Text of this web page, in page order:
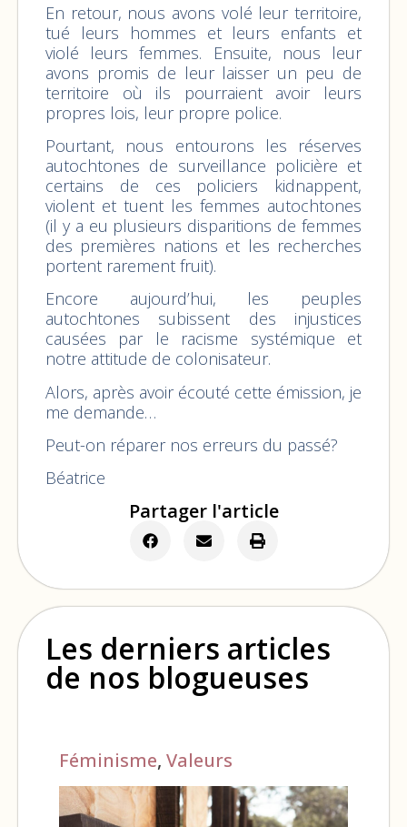
En retour, nous avons volé leur territoire,
tué leurs hommes et leurs enfants et
violé leurs femmes. Ensuite, nous leur
avons promis de leur laisser un peu de
territoire où ils pourraient avoir leurs
propres lois, leur propre police.
Pourtant, nous entourons les réserves
autochtones de surveillance policière et
certains de ces policiers kidnappent,
violent et tuent les femmes autochtones
(il y a eu plusieurs disparitions de femmes
des premières nations et les recherches
portent rarement fruit).
Encore aujourd’hui, les peuples
autochtones subissent des injustices
causées par le racisme systémique et
notre attitude de colonisateur.
Alors, après avoir écouté cette émission, je
me demande…
Peut-on réparer nos erreurs du passé?
Béatrice
Partager l'article
Les derniers articles
de nos blogueuses
Féminisme, Valeurs